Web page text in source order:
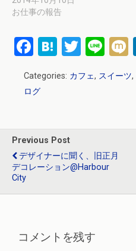
お仕事の報告
F
ce
o
o
k
H
e
a
T
tt
Li
e
Categories: カフェ, スイーツ,
ログ
Previous Post
デザイナーに聞く、旧正月
デコレーション@Harbour
City
コメントを残す